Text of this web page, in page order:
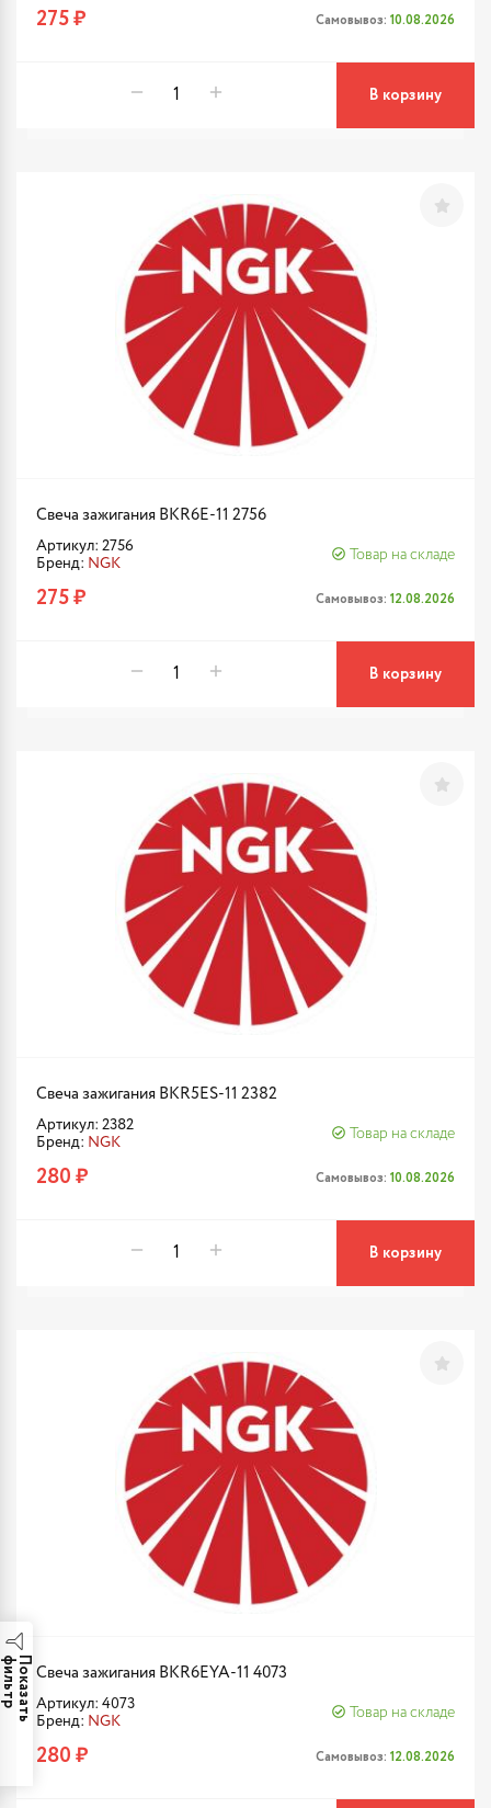
П
о
к
а
з
а
т
ь
ф
и
л
ь
т
275 ₽ Самовывоз: 10.08.2026
В корзину
Свеча зажигания BKR6E-11 2756
Артикул: 2756
Бренд: NGK
Товар на складе
275 ₽ Самовывоз: 12.08.2026
В корзину
Свеча зажигания BKR5ES-11 2382
Артикул: 2382
Бренд: NGK
Товар на складе
280 ₽ Самовывоз: 10.08.2026
В корзину
Свеча зажигания BKR6EYA-11 4073
Артикул: 4073
Бренд: NGK
Товар на складе
280 ₽ Самовывоз: 12.08.2026